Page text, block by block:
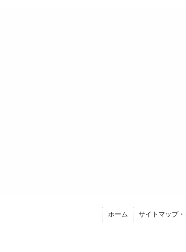
ホーム サイトマップ・